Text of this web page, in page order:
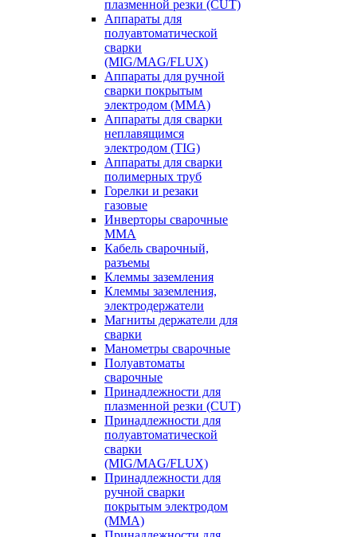
плазменной резки (CUT)
Аппараты для
полуавтоматической
сварки
(MIG/MAG/FLUX)
Аппараты для ручной
сварки покрытым
электродом (MMA)
Аппараты для сварки
неплавящимся
электродом (TIG)
Аппараты для сварки
полимерных труб
Горелки и резаки
газовые
Инверторы сварочные
ММА
Кабель сварочный,
разъемы
Клеммы заземления
Клеммы заземления,
электродержатели
Магниты держатели для
сварки
Манометры сварочные
Полуавтоматы
сварочные
Принадлежности для
плазменной резки (CUT)
Принадлежности для
полуавтоматической
сварки
(MIG/MAG/FLUX)
Принадлежности для
ручной сварки
покрытым электродом
(MMA)